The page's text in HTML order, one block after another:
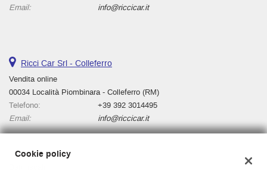
Email:
info@riccicar.it
Ricci Car Srl - Colleferro
Vendita online
00034 Località Piombinara - Colleferro (RM)
Telefono:
+39 392 3014495
Email:
info@riccicar.it
Cookie policy